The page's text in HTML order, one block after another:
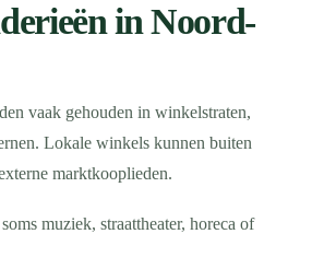
in Noord-
vaak gehouden in winkelstraten,
Lokale winkels kunnen buiten
marktkooplieden.
muziek, straattheater, horeca of